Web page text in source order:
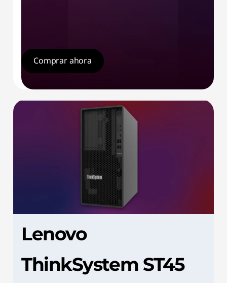
Comprar ahora
Lenovo
ThinkSystem ST45